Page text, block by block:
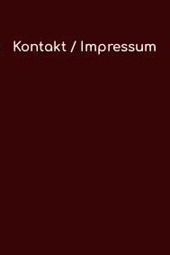
Kontakt / Impressum